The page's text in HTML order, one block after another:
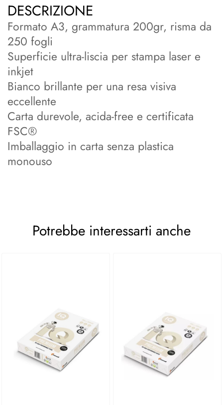
DESCRIZIONE
Formato A3, grammatura 200gr, risma da
250 fogli
Superficie ultra-liscia per stampa laser e
inkjet
Bianco brillante per una resa visiva
eccellente
Carta durevole, acida-free e certificata
FSC®
Imballaggio in carta senza plastica
monouso
Potrebbe interessarti anche